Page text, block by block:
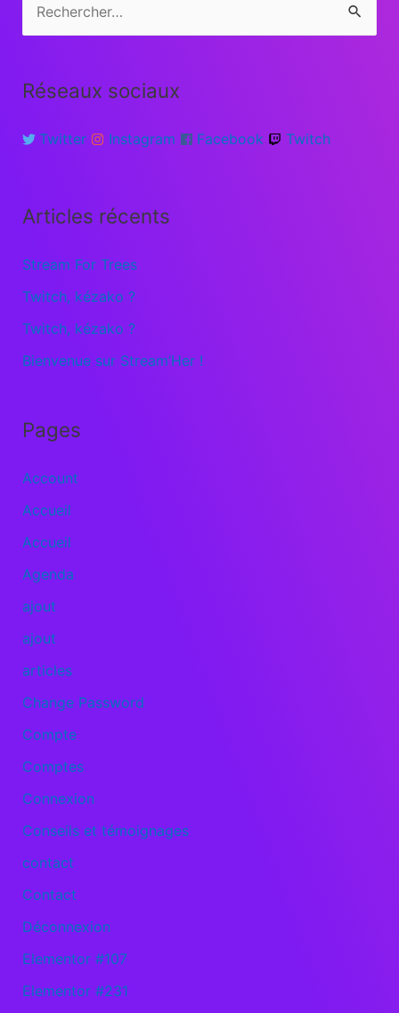
Réseaux sociaux
Twitter Instagram Facebook Twitch
Articles récents
Stream For Trees
Twitch, kézako ?
Twitch, kézako ?
Bienvenue sur Stream’Her !
Pages
Account
Accueil
Accueil
Agenda
ajout
ajout
articles
Change Password
Compte
Comptes
Connexion
Conseils et témoignages
contact
Contact
Déconnexion
Elementor #107
Elementor #231